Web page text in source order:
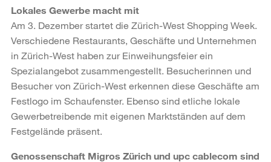
Lokales Gewerbe macht mit
Am 3. Dezember startet die Zürich-West Shopping Week.
Verschiedene Restaurants, Geschäfte und Unternehmen
in Zürich-West haben zur Einweihungsfeier ein
Spezialangebot zusammengestellt. Besucherinnen und
Besucher von Zürich-West erkennen diese Geschäfte am
Festlogo im Schaufenster. Ebenso sind etliche lokale
Gewerbetreibende mit eigenen Marktständen auf dem
Festgelände präsent.
Genossenschaft Migros Zürich und upc cablecom sind